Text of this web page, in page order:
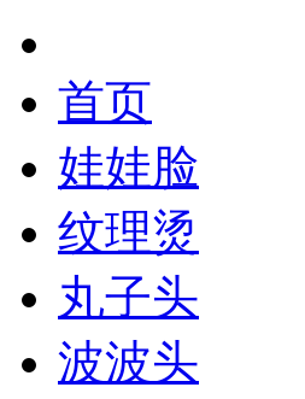
首页
娃娃脸
纹理烫
丸子头
波波头